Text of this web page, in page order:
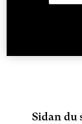
Sidan du